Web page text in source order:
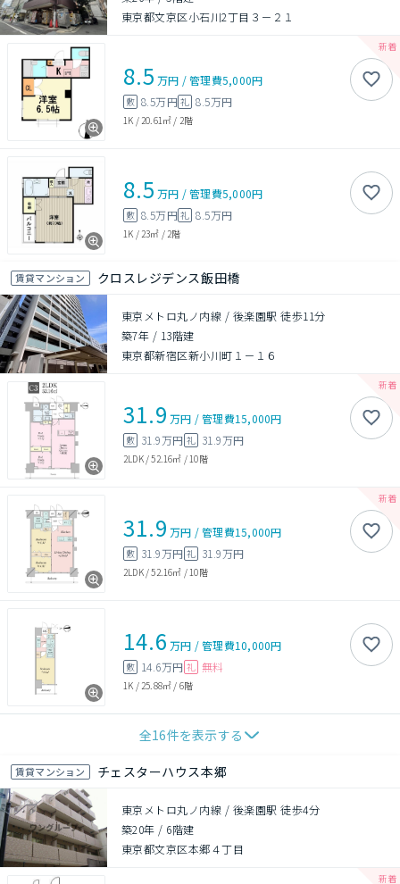
東京都文京区小石川2丁目３－２１
8.5 万円 /管理費5,000円
敷 8.5万円礼 8.5万円
1K / 20.61㎡ / 2階
8.5 万円 /管理費5,000円
敷 8.5万円礼 8.5万円
1K / 23㎡ / 2階
賃貸マンション クロスレジデンス飯田橋
東京メトロ丸ノ内線 / 後楽園駅 徒歩11分
築7年 / 13階建
東京都新宿区新小川町１－１６
31.9 万円 /管理費15,000円
敷 31.9万円 礼 31.9万円
2LDK/52.16㎡ / 10階
31.9 万円 /管理費15,000円
敷 31.9万円 礼 31.9万円
2LDK/52.16㎡ / 10階
14.6 万円 /管理費10,000円
敷 14.6万円 礼 無料
1K / 25.88㎡ / 6階
全16件を表示する
賃貸マンション チェスターハウス本郷
東京メトロ丸ノ内線 / 後楽園駅 徒歩4分
築20年 / 6階建
東京都文京区本郷４丁目